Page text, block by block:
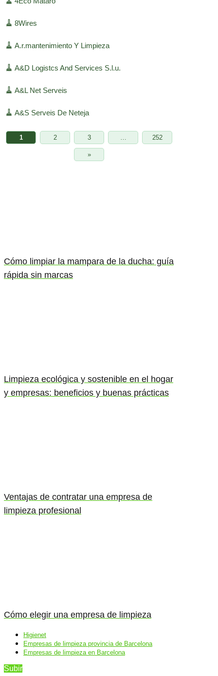
🧹 8Wires
🧹 A.r.mantenimiento Y Limpieza
🧹 A&D Logistcs And Services S.l.u.
🧹 A&L Net Serveis
🧹 A&S Serveis De Neteja
1 2 3 … 252
»
Cómo limpiar la mampara de la ducha: guía
rápida sin marcas
Limpieza ecológica y sostenible en el hogar
y empresas: beneficios y buenas prácticas
Ventajas de contratar una empresa de
limpieza profesional
Cómo elegir una empresa de limpieza
Higienet
Empresas de limpieza provincia de Barcelona
Empresas de limpieza en Barcelona
Subir